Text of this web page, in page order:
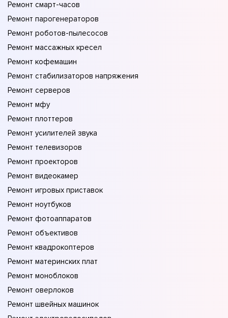
Ремонт смарт-часов
Ремонт парогенераторов
Ремонт роботов-пылесосов
Ремонт массажных кресел
Ремонт кофемашин
Ремонт стабилизаторов напряжения
Ремонт серверов
Ремонт мфу
Ремонт плоттеров
Ремонт усилителей звука
Ремонт телевизоров
Ремонт проекторов
Ремонт видеокамер
Ремонт игровых приставок
Ремонт ноутбуков
Ремонт фотоаппаратов
Ремонт объективов
Ремонт квадрокоптеров
Ремонт материнских плат
Ремонт моноблоков
Ремонт оверлоков
Ремонт швейных машинок